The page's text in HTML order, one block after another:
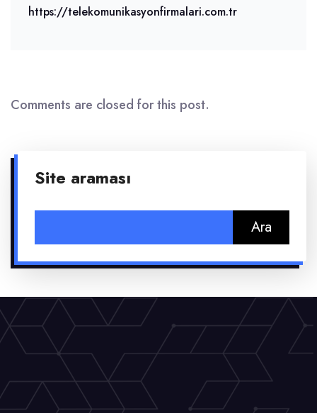
https://telekomunikasyonfirmalari.com.tr
Comments are closed for this post.
Site araması